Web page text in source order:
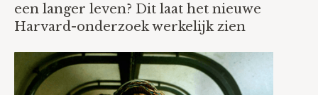
een langer leven? Dit laat het nieuwe
Harvard-onderzoek werkelijk zien